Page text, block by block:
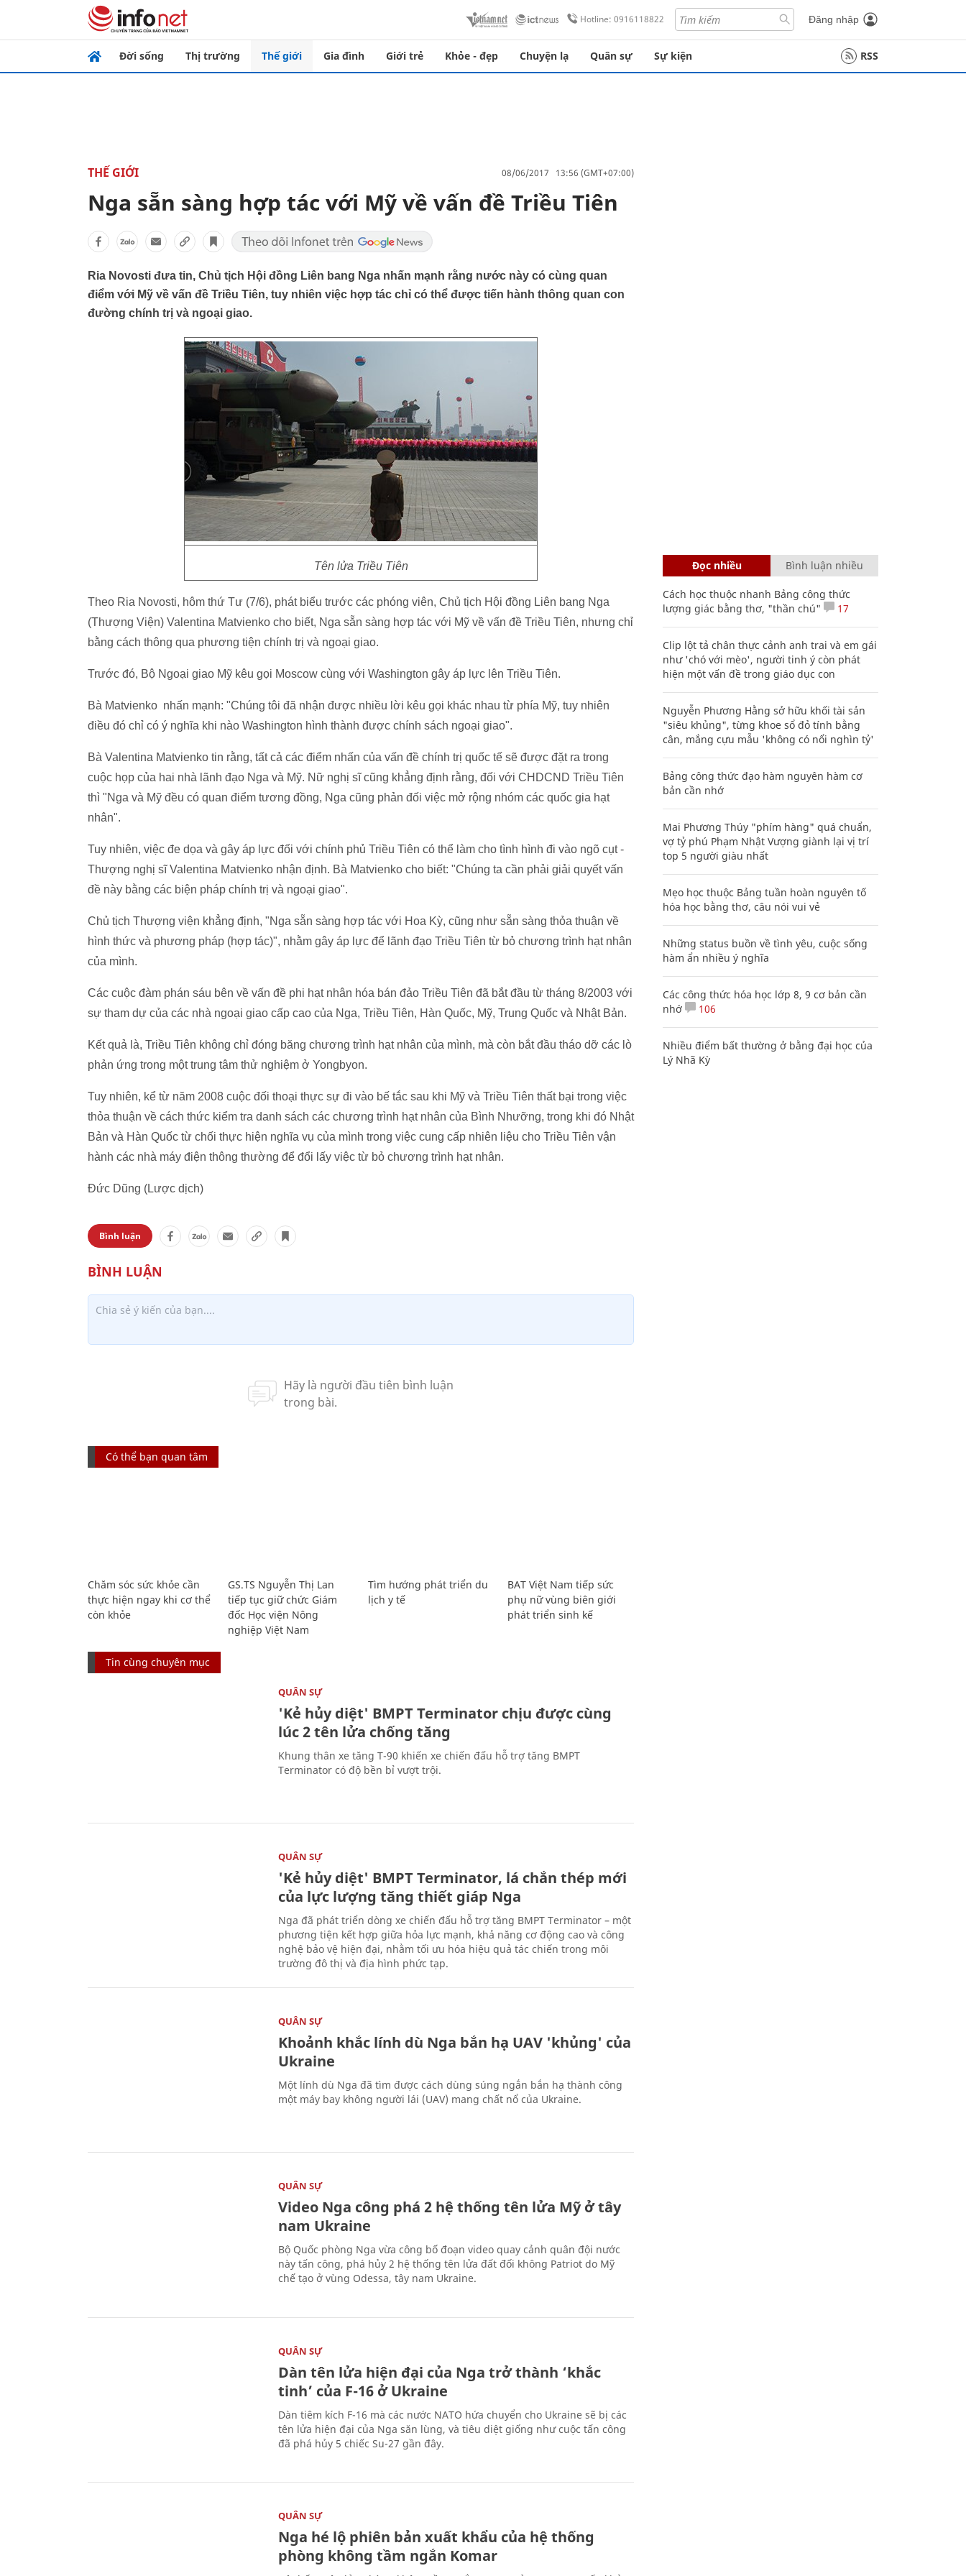
Hotline: 0916118822 Đăng nhập
Đời sống Thị trường Thế giới Gia đình Giới trẻ Khỏe - đẹp Chuyện lạ Quân sự Sự kiện RSS
THẾ GIỚI 08/06/2017 13:56 (GMT+07:00)
Nga sẵn sàng hợp tác với Mỹ về vấn đề Triều Tiên
Ria Novosti đưa tin, Chủ tịch Hội đồng Liên bang Nga nhấn mạnh rằng nước này có cùng quan
điểm với Mỹ về vấn đề Triều Tiên, tuy nhiên việc hợp tác chỉ có thể được tiến hành thông quan con
đường chính trị và ngoại giao.
Tên lửa Triều Tiên
Theo Ria Novosti, hôm thứ Tư (7/6), phát biểu trước các phóng viên, Chủ tịch Hội đồng Liên bang Nga
(Thượng Viện) Valentina Matvienko cho biết, Nga sẵn sàng hợp tác với Mỹ về vấn đề Triều Tiên, nhưng chỉ
bằng cách thông qua phương tiện chính trị và ngoại giao.
Trước đó, Bộ Ngoại giao Mỹ kêu gọi Moscow cùng với Washington gây áp lực lên Triều Tiên.
Bà Matvienko nhấn mạnh: "Chúng tôi đã nhận được nhiều lời kêu gọi khác nhau từ phía Mỹ, tuy nhiên
điều đó chỉ có ý nghĩa khi nào Washington hình thành được chính sách ngoại giao".
Bà Valentina Matvienko tin rằng, tất cả các điểm nhấn của vấn đề chính trị quốc tế sẽ được đặt ra trong
cuộc họp của hai nhà lãnh đạo Nga và Mỹ. Nữ nghị sĩ cũng khẳng định rằng, đối với CHDCND Triều Tiên
thì "Nga và Mỹ đều có quan điểm tương đồng, Nga cũng phản đối việc mở rộng nhóm các quốc gia hạt
nhân".
Tuy nhiên, việc đe dọa và gây áp lực đối với chính phủ Triều Tiên có thể làm cho tình hình đi vào ngõ cụt -
Thượng nghị sĩ Valentina Matvienko nhận định. Bà Matvienko cho biết: "Chúng ta cần phải giải quyết vấn
đề này bằng các biện pháp chính trị và ngoại giao".
Chủ tịch Thượng viện khẳng định, "Nga sẵn sàng hợp tác với Hoa Kỳ, cũng như sẵn sàng thỏa thuận về
hình thức và phương pháp (hợp tác)", nhằm gây áp lực để lãnh đạo Triều Tiên từ bỏ chương trình hạt nhân
của mình.
Các cuộc đàm phán sáu bên về vấn đề phi hạt nhân hóa bán đảo Triều Tiên đã bắt đầu từ tháng 8/2003 với
sự tham dự của các nhà ngoại giao cấp cao của Nga, Triều Tiên, Hàn Quốc, Mỹ, Trung Quốc và Nhật Bản.
Kết quả là, Triều Tiên không chỉ đóng băng chương trình hạt nhân của mình, mà còn bắt đầu tháo dỡ các lò
phản ứng trong một trung tâm thử nghiệm ở Yongbyon.
Tuy nhiên, kể từ năm 2008 cuộc đối thoại thực sự đi vào bế tắc sau khi Mỹ và Triều Tiên thất bại trong việc
thỏa thuận về cách thức kiểm tra danh sách các chương trình hạt nhân của Bình Nhưỡng, trong khi đó Nhật
Bản và Hàn Quốc từ chối thực hiện nghĩa vụ của mình trong việc cung cấp nhiên liệu cho Triều Tiên vận
hành các nhà máy điện thông thường để đổi lấy việc từ bỏ chương trình hạt nhân.
Đức Dũng (Lược dịch)
Bình luận
Có thể bạn quan tâm
Chăm sóc sức khỏe cần
thực hiện ngay khi cơ thể
còn khỏe
GS.TS Nguyễn Thị Lan
tiếp tục giữ chức Giám
đốc Học viện Nông
nghiệp Việt Nam
Tìm hướng phát triển du
lịch y tế
BAT Việt Nam tiếp sức
phụ nữ vùng biên giới
phát triển sinh kế
Tin cùng chuyên mục
QUÂN SỰ
'Kẻ hủy diệt' BMPT Terminator chịu được cùng
lúc 2 tên lửa chống tăng
Khung thân xe tăng T-90 khiến xe chiến đấu hỗ trợ tăng BMPT
Terminator có độ bền bỉ vượt trội.
QUÂN SỰ
'Kẻ hủy diệt' BMPT Terminator, lá chắn thép mới
của lực lượng tăng thiết giáp Nga
Nga đã phát triển dòng xe chiến đấu hỗ trợ tăng BMPT Terminator – một
phương tiện kết hợp giữa hỏa lực mạnh, khả năng cơ động cao và công
nghệ bảo vệ hiện đại, nhằm tối ưu hóa hiệu quả tác chiến trong môi
trường đô thị và địa hình phức tạp.
QUÂN SỰ
Khoảnh khắc lính dù Nga bắn hạ UAV 'khủng' của
Ukraine
Một lính dù Nga đã tìm được cách dùng súng ngắn bắn hạ thành công
một máy bay không người lái (UAV) mang chất nổ của Ukraine.
QUÂN SỰ
Video Nga công phá 2 hệ thống tên lửa Mỹ ở tây
nam Ukraine
Bộ Quốc phòng Nga vừa công bố đoạn video quay cảnh quân đội nước
này tấn công, phá hủy 2 hệ thống tên lửa đất đối không Patriot do Mỹ
chế tạo ở vùng Odessa, tây nam Ukraine.
QUÂN SỰ
Dàn tên lửa hiện đại của Nga trở thành ‘khắc
tinh’ của F-16 ở Ukraine
Dàn tiêm kích F-16 mà các nước NATO hứa chuyển cho Ukraine sẽ bị các
tên lửa hiện đại của Nga săn lùng, và tiêu diệt giống như cuộc tấn công
đã phá hủy 5 chiếc Su-27 gần đây.
QUÂN SỰ
Nga hé lộ phiên bản xuất khẩu của hệ thống
phòng không tầm ngắn Komar
Đọc nhiều Bình luận nhiều
Cách học thuộc nhanh Bảng công thức
lượng giác bằng thơ, "thần chú"
17
Clip lột tả chân thực cảnh anh trai và em gái
như 'chó với mèo', người tinh ý còn phát
hiện một vấn đề trong giáo dục con
Nguyễn Phương Hằng sở hữu khối tài sản
"siêu khủng", từng khoe sổ đỏ tính bằng
cân, mắng cựu mẫu 'không có nổi nghìn tỷ'
Bảng công thức đạo hàm nguyên hàm cơ
bản cần nhớ
Mai Phương Thúy "phím hàng" quá chuẩn,
vợ tỷ phú Phạm Nhật Vượng giành lại vị trí
top 5 người giàu nhất
Mẹo học thuộc Bảng tuần hoàn nguyên tố
hóa học bằng thơ, câu nói vui vẻ
Những status buồn về tình yêu, cuộc sống
hàm ẩn nhiều ý nghĩa
Các công thức hóa học lớp 8, 9 cơ bản cần
nhớ
106
Nhiều điểm bất thường ở bằng đại học của
Lý Nhã Kỳ